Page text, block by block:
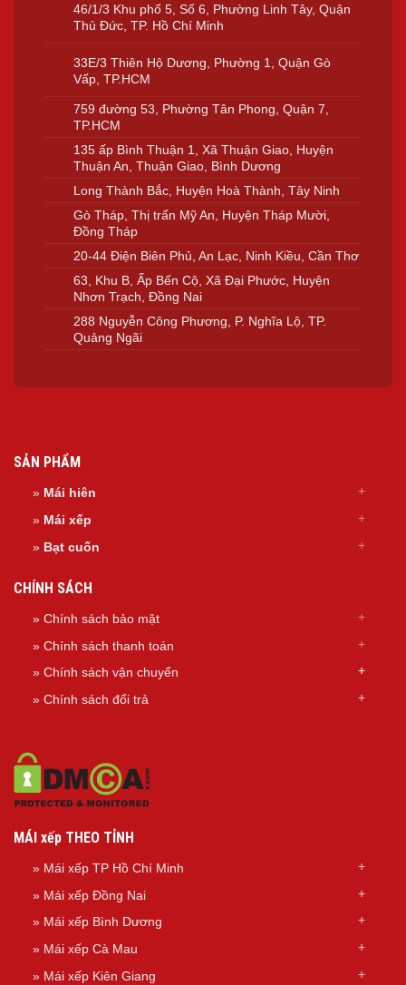
46/1/3 Khu phố 5, Số 6, Phường Linh Tây, Quận
Thủ Đức, TP. Hồ Chí Minh
33E/3 Thiên Hộ Dương, Phường 1, Quận Gò
Vấp, TP.HCM
759 đường 53, Phường Tân Phong, Quận 7,
TP.HCM
135 ấp Bình Thuận 1, Xã Thuận Giao, Huyện
Thuận An, Thuận Giao, Bình Dương
Long Thành Bắc, Huyện Hoà Thành, Tây Ninh
Gò Tháp, Thị trấn Mỹ An, Huyện Tháp Mười,
Đồng Tháp
20-44 Điện Biên Phủ, An Lạc, Ninh Kiều, Cần Thơ
63, Khu B, Ấp Bến Cộ, Xã Đại Phước, Huyện
Nhơn Trạch, Đồng Nai
288 Nguyễn Công Phương, P. Nghĩa Lộ, TP.
Quảng Ngãi
SẢN PHẨM
» Mái hiên
» Mái xếp
» Bạt cuốn
CHÍNH SÁCH
» Chính sách bảo mật
» Chính sách thanh toán
» Chính sách vận chuyển
» Chính sách đổi trả
MÁI xếp THEO TỈNH
» Mái xếp TP Hồ Chí Minh
» Mái xếp Đồng Nai
» Mái xếp Bình Dương
» Mái xếp Cà Mau
» Mái xếp Kiên Giang